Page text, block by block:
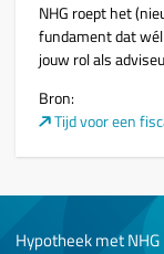
NHG roept het
fundament dat
jouw rol als
Bron:
Tijd voor een
Hypotheek met NHG